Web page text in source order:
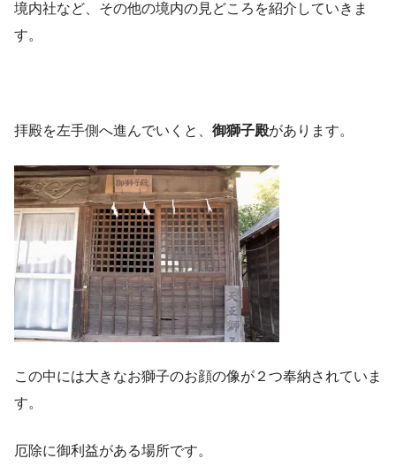
境内社など、その他の境内の見どころを紹介していきま
す。
拝殿を左手側へ進んでいくと、 御獅子殿があります。
この中には大きなお獅子のお顔の像が２つ奉納されていま
す。
厄除に御利益がある場所です。